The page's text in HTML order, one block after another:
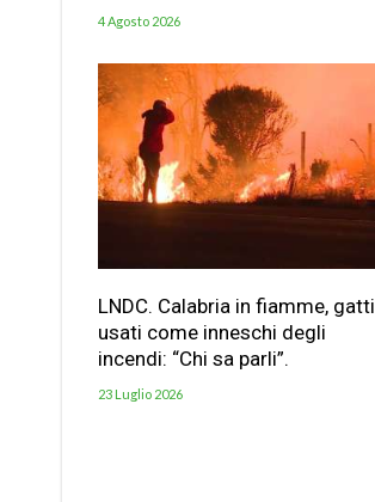
4 Agosto 2026
LNDC. Calabria in fiamme, gatti
usati come inneschi degli
incendi: “Chi sa parli”.
23 Luglio 2026